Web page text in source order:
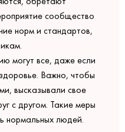
сообщество
норм и стандартов,
могут все, даже если
Важно, чтобы
высказывали свое
с другом. Такие меры
нормальных людей.